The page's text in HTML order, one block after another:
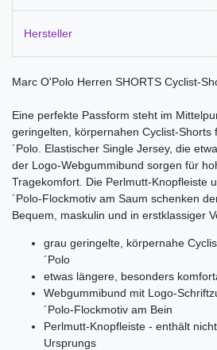
Hersteller
Marc O'Polo Herren SHORTS Cyclist-
Eine perfekte Passform steht im
geringelten, körpernahen Cyclist-Shorts
´Polo. Elastischer Single Jersey, die
der Logo-Webgummibund sorgen für
Tragekomfort. Die Perlmutt-Knopfleiste
´Polo-Flockmotiv am Saum schenken
Bequem, maskulin und in erstklassiger
grau geringelte, körpernahe
´Polo
etwas längere, besonders
Webgummibund mit Logo-
´Polo-Flockmotiv am Bein
Perlmutt-Knopfleiste - enthält
Ursprungs